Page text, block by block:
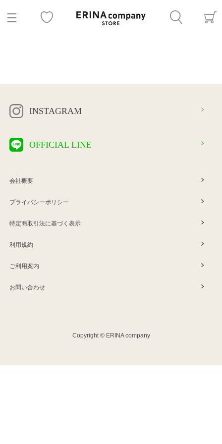
INSTAGRAM
OFFICIAL LINE
会社概要
プライバシーポリシー
特定商取引法に基づく表示
利用規約
ご利用案内
お問い合わせ
Copyright © ERINA company